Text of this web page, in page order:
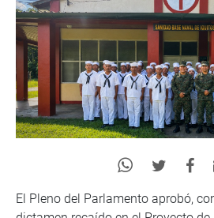
El Pleno del Parlamento aprobó,